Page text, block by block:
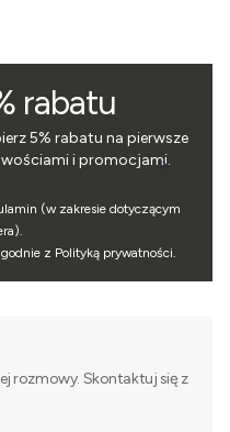
rabatu
5% rabatu na pierwsze
i promocjami.
(w zakresie dotyczącym
z Polityką prywatności.
rozmowy. Skontaktuj się z